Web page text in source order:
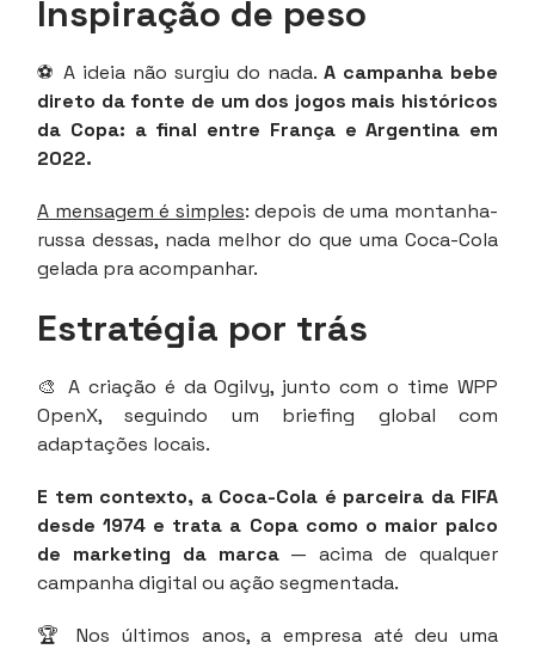
Inspiração de peso
⚽ A ideia não surgiu do nada. A campanha bebe
direto da fonte de um dos jogos mais históricos
da Copa: a final entre França e Argentina em
2022.
A mensagem é simples: depois de uma montanha-
russa dessas, nada melhor do que uma Coca-Cola
gelada pra acompanhar.
Estratégia por trás
🎨 A criação é da Ogilvy, junto com o time WPP
OpenX, seguindo um briefing global com
adaptações locais.
E tem contexto, a Coca-Cola é parceira da FIFA
desde 1974 e trata a Copa como o maior palco
de marketing da marca— acima de qualquer
campanha digital ou ação segmentada.
🏆 Nos últimos anos, a empresa até deu uma